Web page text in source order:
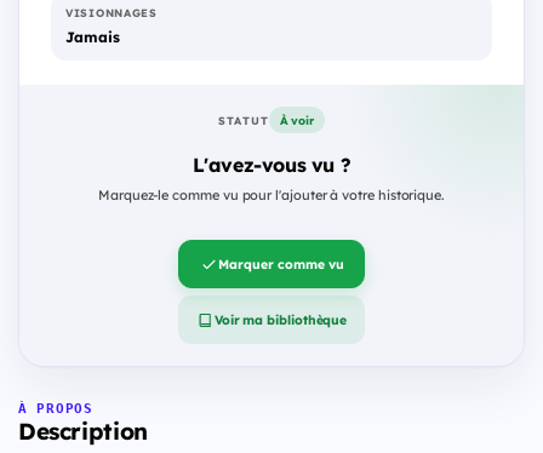
VISIONNAGES
Jamais
STATUT À voir
L'avez-vous vu ?
Marquez-le comme vu pour l'ajouter à votre historique.
Marquer comme vu
Voir ma bibliothèque
À PROPOS
Description